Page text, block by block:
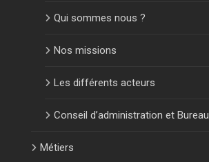
Qui sommes nous ?
Nos missions
Les différents acteurs
Conseil d’administration et Bureau
Métiers